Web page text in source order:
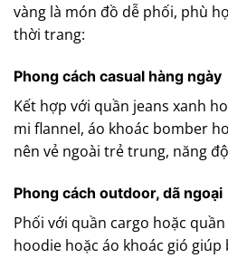
vàng là món đồ dễ phối, phù
thời trang:
Phong cách casual hàng ngày
Kết hợp với quần jeans xanh
mi flannel, áo khoác bomber
nên vẻ ngoài trẻ trung, năng
Phong cách outdoor, dã ngoại
Phối với quần cargo hoặc
hoodie hoặc áo khoác gió